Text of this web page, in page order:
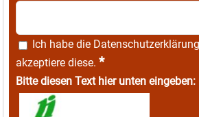
Ich habe die Datenschutzerklärung
akzeptiere diese. *
Bitte diesen Text hier unten eingeben: